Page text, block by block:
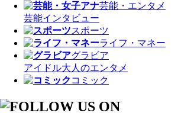
芸能・エンタメ
芸能インタビュー
スポーツ
ライフ・マネー
グラビア
アイドル大人のエンタメ
コミック